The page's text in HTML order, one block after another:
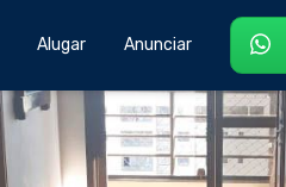
Alugar Anunciar